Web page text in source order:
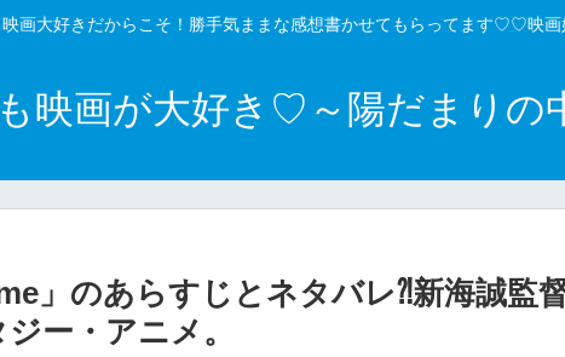
映画大好きだからこそ！勝手気ままな感想書かせてもらってます♡♡映
映画が大好き♡～陽だまりの
」のあらすじとネタバレ⁈新海誠監
ー・アニメ。